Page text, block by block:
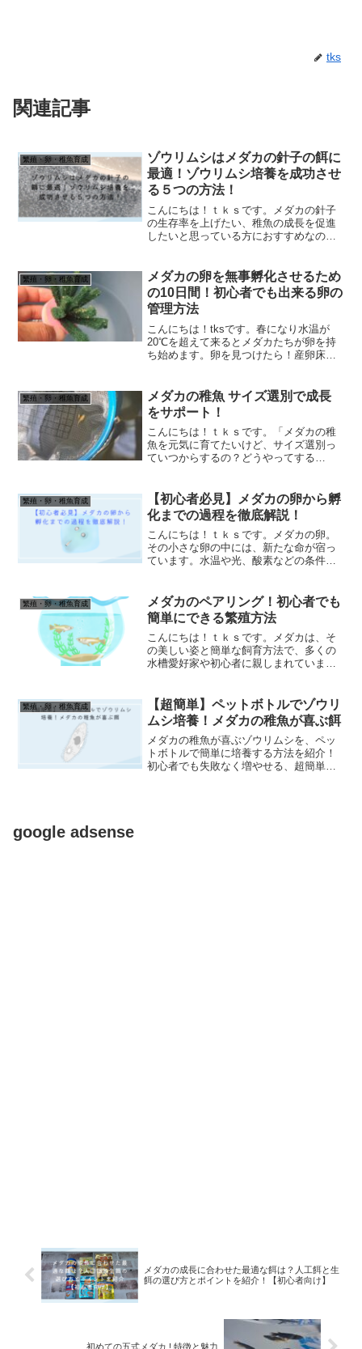
tks
関連記事
繁殖・卵・稚魚育成
ゾウリムシはメダカの針子の餌に
最適！ゾウリムシ培養を成功させ
る５つの方法！
こんにちは！ｔｋｓです。メダカの針子
の生存率を上げたい、稚魚の成長を促進
したいと思っている方におすすめなの
て最適な餌と言われています。しかし、
いざ培養を始めようと思うと...
繁殖・卵・稚魚育成
メダカの卵を無事孵化させるため
の10日間！初心者でも出来る卵の
管理方法
こんにちは！tksです。春になり水温が
20℃を超えて来るとメダカたちが卵を持
ち始めます。卵を見つけたら！産卵床な
孵化するまで水温25℃で約10日間と言わ
れています。そこ...
繁殖・卵・稚魚育成
メダカの稚魚 サイズ選別で成長
をサポート！
こんにちは！ｔｋｓです。「メダカの稚
魚を元気に育てたいけど、サイズ選別っ
ていつからするの？どうやってする
別の重要性や、具体的な方法についてわ
かりやすく解説します。サイズ...
繁殖・卵・稚魚育成
【初心者必見】メダカの卵から孵
化までの過程を徹底解説！
こんにちは！ｔｋｓです。メダカの卵。
その小さな卵の中には、新たな命が宿っ
ています。水温や光、酸素などの条件が
自然の神秘を感じられる貴重な体験で
す。卵の成長を観察したり、...
繁殖・卵・稚魚育成
メダカのペアリング！初心者でも
簡単にできる繁殖方法
こんにちは！ｔｋｓです。メダカは、そ
の美しい姿と簡単な飼育方法で、多くの
水槽愛好家や初心者に親しまれていま
も簡単に取り組めるメダカのペアリング
方法は、新たな趣味を探し...
繁殖・卵・稚魚育成
【超簡単】ペットボトルでゾウリ
ムシ培養！メダカの稚魚が喜ぶ餌
メダカの稚魚が喜ぶゾウリムシを、ペッ
トボトルで簡単に培養する方法を紹介！
初心者でも失敗なく増やせる、超簡単な
google adsense
メダカの成長に合わせた最適な餌は？人工餌と生
餌の選び方とポイントを紹介！【初心者向け】
初めての五式メダカ ! 特徴と魅力